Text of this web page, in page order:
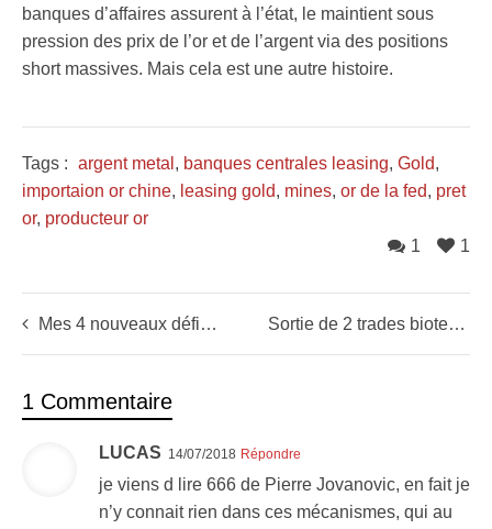
banques d’affaires assurent à l’état, le maintient sous
pression des prix de l’or et de l’argent via des positions
short massives. Mais cela est une autre histoire.
Tags : argent metal , banques centrales leasing, Gold,
importaion or chine, leasing gold, mines, or de la fed, pret
or, producteur or
1
1
Mes 4 nouveaux défis trading de 2013 ! Sortie de 2 trades biotech
1 Commentaire
LUCAS 14/07/2018 Répondre
je viens d lire 666 de Pierre Jovanovic, en fait je
n’y connait rien dans ces mécanismes, qui au